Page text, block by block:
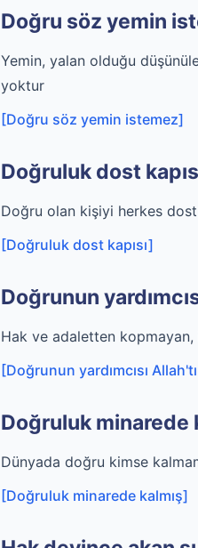
Doğru söz yemin
Yemin, yalan olduğu
yoktur
[Doğru söz yemin istemez]
Doğruluk dost
Doğru olan kişiyi herkes
[Doğruluk dost kapısı]
Doğrunun
Hak ve adaletten
[Doğrunun yardımcısı
Doğruluk minarede
Dünyada doğru kimse
[Doğruluk minarede kalmış]